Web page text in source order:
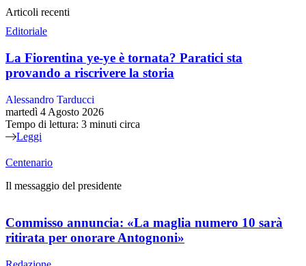
Articoli recenti
Editoriale
La Fiorentina ye-ye è tornata? Paratici sta
provando a riscrivere la storia
Alessandro Tarducci
martedì 4 Agosto 2026
Tempo di lettura: 3 minuti circa
Leggi
Centenario
Il messaggio del presidente
Commisso annuncia: «La maglia numero 10 sarà
ritirata per onorare Antognoni»